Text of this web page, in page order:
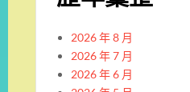
2026 年 8 月
2026 年 7 月
2026 年 6 月